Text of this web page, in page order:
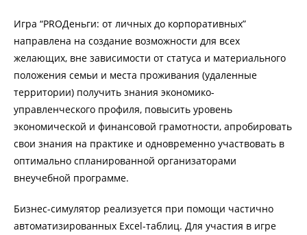
Игра “PROДеньги: от личных до корпоративных”
направлена на создание возможности для всех
желающих, вне зависимости от статуса и материального
положения семьи и места проживания (удаленные
территории) получить знания экономико-
управленческого профиля, повысить уровень
экономической и финансовой грамотности, апробировать
свои знания на практике и одновременно участвовать в
оптимально спланированной организаторами
внеучебной программе.
Бизнес-симулятор реализуется при помощи частично
автоматизированных Excel-таблиц. Для участия в игре